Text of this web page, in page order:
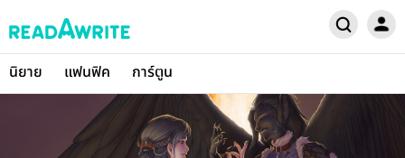
นิยาย แฟนฟิค การ์ตูน